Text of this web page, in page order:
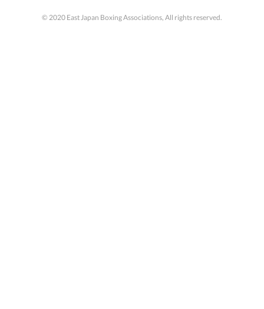
© 2020 East Japan Boxing Associations, All rights reserved.